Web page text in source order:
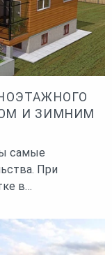
И ЗИМНИМ
самые
При
в…